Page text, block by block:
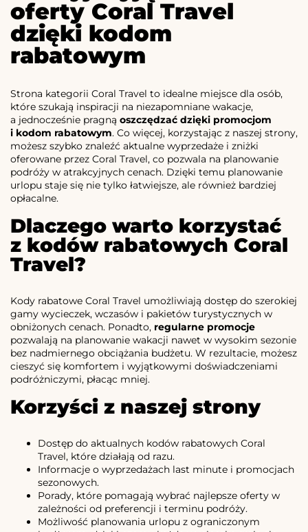
oferty Coral Travel
dzięki kodom
rabatowym
Strona kategorii Coral Travel to idealne miejsce dla osób,
które szukają inspiracji na niezapomniane wakacje,
a jednocześnie pragną oszczędzać dzięki promocjom
i kodom rabatowym. Co więcej, korzystając z naszej strony,
możesz szybko znaleźć aktualne wyprzedaże i zniżki
oferowane przez Coral Travel, co pozwala na planowanie
podróży w atrakcyjnych cenach. Dzięki temu planowanie
urlopu staje się nie tylko łatwiejsze, ale również bardziej
opłacalne.
Dlaczego warto korzystać
z kodów rabatowych Coral
Travel?
Kody rabatowe Coral Travel umożliwiają dostęp do szerokiej
gamy wycieczek, wczasów i pakietów turystycznych w
obniżonych cenach. Ponadto, regularne promocje
pozwalają na planowanie wakacji nawet w wysokim sezonie
bez nadmiernego obciążania budżetu. W rezultacie, możesz
cieszyć się komfortem i wyjątkowymi doświadczeniami
podróżniczymi, płacąc mniej.
Korzyści z naszej strony
Dostęp do aktualnych kodów rabatowych Coral
Travel, które działają od razu.
Informacje o wyprzedażach last minute i promocjach
sezonowych.
Porady, które pomagają wybrać najlepsze oferty w
zależności od preferencji i terminu podróży.
Możliwość planowania urlopu z ograniczonym